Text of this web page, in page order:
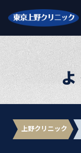
上野クリニック